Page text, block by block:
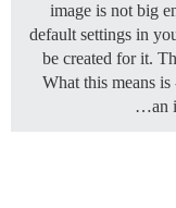
image is not big
default settings in
be created for it.
What this means
an